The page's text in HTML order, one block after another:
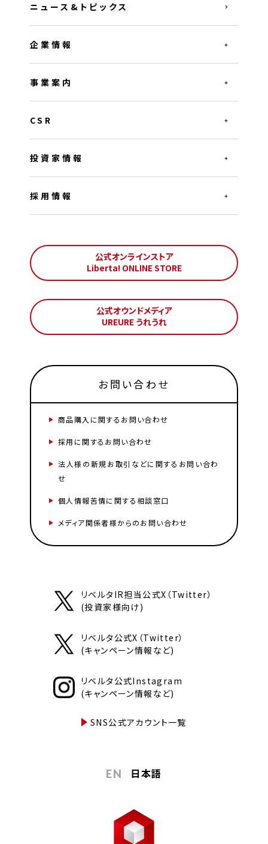
ニュース&トピックス
企業情報
事業案内
CSR
投資家情報
採用情報
公式オンラインストア
Liberta! ONLINE STORE
公式オウンドメディア
UREURE うれうれ
お問い合わせ
商品購入に関するお問い合わせ
採用に関するお問い合わせ
法人様の新規お取引などに関するお問い合わ
せ
個人情報苦情に関する相談窓口
メディア関係者様からのお問い合わせ
リベルタIR担当公式X（Twitter）
(投資家様向け)
リベルタ公式X（Twitter）
(キャンペーン情報など)
リベルタ公式Instagram
(キャンペーン情報など)
SNS公式アカウント一覧
EN 日本語